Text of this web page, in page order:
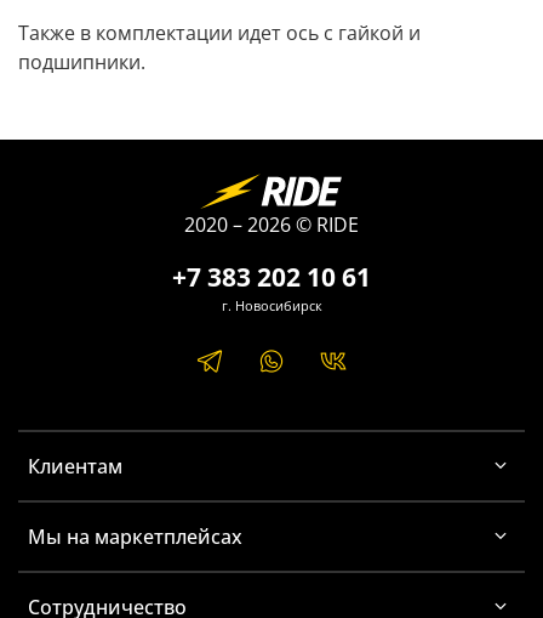
Также в комплектации идет ось с гайкой и
подшипники.
Клиентам
Мы на маркетплейсах
Сотрудничество
+7 383 202 10 61
г. Новосибирск
2020 – 2026 © RIDE